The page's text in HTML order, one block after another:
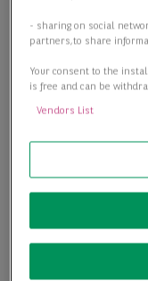
- sharing on social
partners,to share
Your consent to the
is free and can be
Vendors List